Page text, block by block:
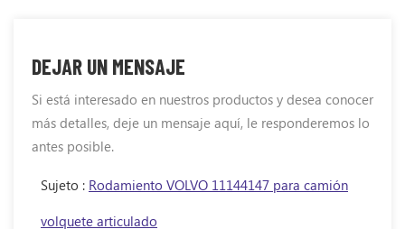
DEJAR UN MENSAJE
Si está interesado en nuestros productos y desea conocer
más detalles, deje un mensaje aquí, le responderemos lo
antes posible.
Sujeto : Rodamiento VOLVO 11144147 para camión
volquete articulado